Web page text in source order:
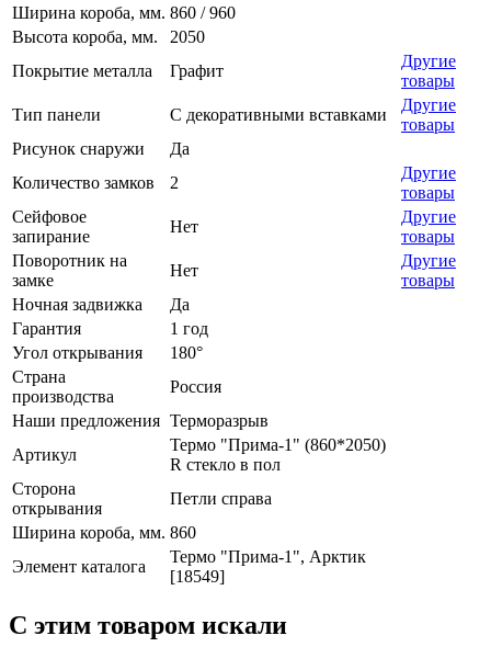
Ширина короба, мм. 860 / 960
Высота короба, мм.
2050
Покрытие металла
Графит
Другие
товары
Тип панели
С декоративными вставками
Другие
товары
Рисунок снаружи
Да
Количество замков
2
Другие
товары
Сейфовое
запирание
Нет
Другие
товары
Поворотник на
замке
Нет
Другие
товары
Ночная задвижка
Да
Гарантия
1 год
Угол открывания
180°
Страна
производства
Россия
Наши предложения Терморазрыв
Артикул
Термо "Прима-1" (860*2050)
R стекло в пол
Сторона
открывания
Петли справа
Ширина короба, мм. 860
Элемент каталога
Термо "Прима-1", Арктик
[18549]
C этим товаром искали